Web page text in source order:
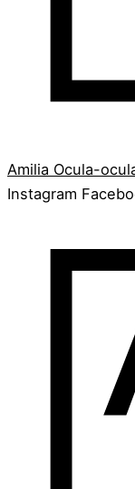
Amilia Ocula-
Instagram